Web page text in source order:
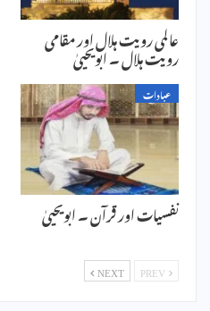
عالمی رویت ہلال اور مقامی
رویت ہلال ۔ ابویحییٰ
عبادات
نفسیات اور قرآن ۔ ابویحییٰ
NEXT